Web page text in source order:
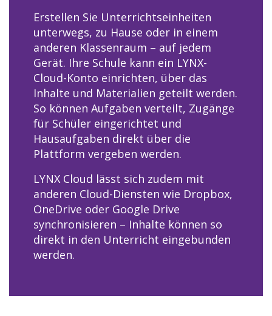
Erstellen Sie Unterrichtseinheiten
unterwegs, zu Hause oder in einem
anderen Klassenraum – auf jedem
Gerät. Ihre Schule kann ein LYNX-
Cloud-Konto einrichten, über das
Inhalte und Materialien geteilt werden.
So können Aufgaben verteilt, Zugänge
für Schüler eingerichtet und
Hausaufgaben direkt über die
Plattform vergeben werden.
LYNX Cloud lässt sich zudem mit
anderen Cloud-Diensten wie Dropbox,
OneDrive oder Google Drive
synchronisieren – Inhalte können so
direkt in den Unterricht eingebunden
werden.